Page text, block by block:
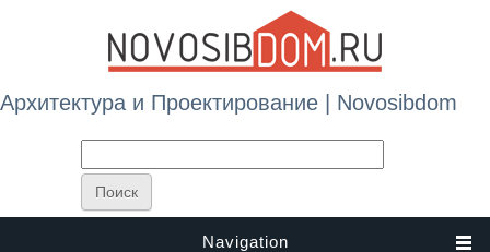
Архитектура и Проектирование | Novosibdom
Navigation